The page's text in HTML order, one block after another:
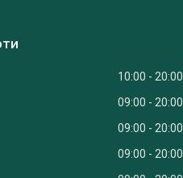
10:00
20:00
09:00
20:00
09:00
20:00
09:00
20:00